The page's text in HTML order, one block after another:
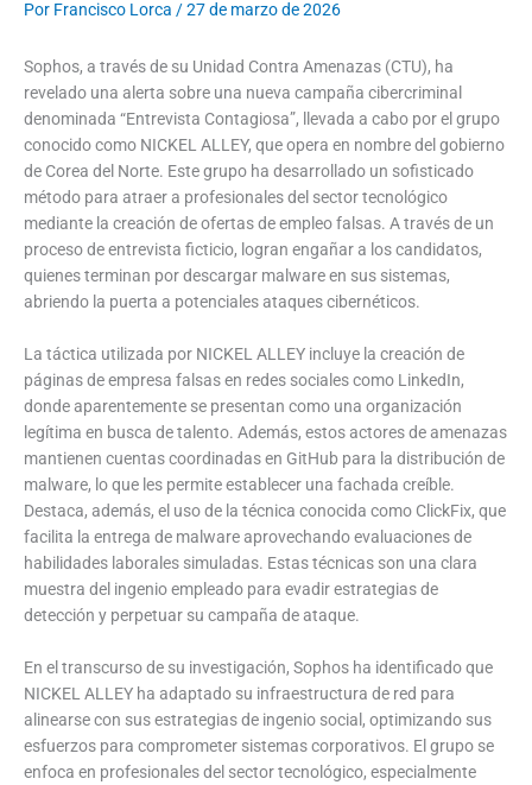
Por Francisco Lorca /27 de marzo de 2026
Sophos, a través de su Unidad Contra Amenazas (CTU), ha
revelado una alerta sobre una nueva campaña cibercriminal
denominada “Entrevista Contagiosa”, llevada a cabo por el grupo
conocido como NICKEL ALLEY, que opera en nombre del gobierno
de Corea del Norte. Este grupo ha desarrollado un sofisticado
método para atraer a profesionales del sector tecnológico
mediante la creación de ofertas de empleo falsas. A través de un
proceso de entrevista ficticio, logran engañar a los candidatos,
quienes terminan por descargar malware en sus sistemas,
abriendo la puerta a potenciales ataques cibernéticos.
La táctica utilizada por NICKEL ALLEY incluye la creación de
páginas de empresa falsas en redes sociales como LinkedIn,
donde aparentemente se presentan como una organización
legítima en busca de talento. Además, estos actores de amenazas
mantienen cuentas coordinadas en GitHub para la distribución de
malware, lo que les permite establecer una fachada creíble.
Destaca, además, el uso de la técnica conocida como ClickFix, que
facilita la entrega de malware aprovechando evaluaciones de
habilidades laborales simuladas. Estas técnicas son una clara
muestra del ingenio empleado para evadir estrategias de
detección y perpetuar su campaña de ataque.
En el transcurso de su investigación, Sophos ha identificado que
NICKEL ALLEY ha adaptado su infraestructura de red para
alinearse con sus estrategias de ingenio social, optimizando sus
esfuerzos para comprometer sistemas corporativos. El grupo se
enfoca en profesionales del sector tecnológico, especialmente